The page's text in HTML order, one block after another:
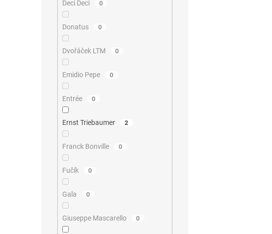
Deci Deci 0
Donatus 0
Dvořáček LTM 0
Emidio Pepe 0
Entrée 0
Ernst Triebaumer 2
Franck Bonville 0
Fučík 0
Gala 0
Giuseppe Mascarello 0